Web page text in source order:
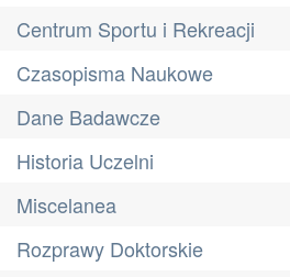
Centrum Sportu i Rekreacji
Czasopisma Naukowe
Dane Badawcze
Historia Uczelni
Miscelanea
Rozprawy Doktorskie